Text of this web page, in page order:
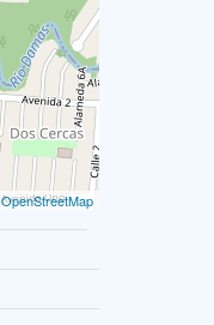
OpenStreetMap